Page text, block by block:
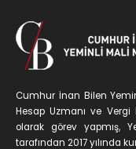
Cumhur İnan Bilen
Hesap Uzmanı ve
olarak görev yapmış,
tarafından 2017 yılında